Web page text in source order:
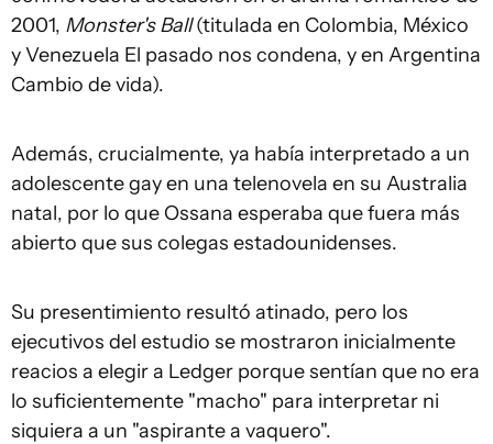
2001, Monster's Ball(titulada en Colombia, México
y Venezuela El pasado nos condena, y en Argentina
Cambio de vida).
Además, crucialmente, ya había interpretado a un
adolescente gay en una telenovela en su Australia
natal, por lo que Ossana esperaba que fuera más
abierto que sus colegas estadounidenses.
Su presentimiento resultó atinado, pero los
ejecutivos del estudio se mostraron inicialmente
reacios a elegir a Ledger porque sentían que no era
lo suficientemente "macho" para interpretar ni
siquiera a un "aspirante a vaquero".